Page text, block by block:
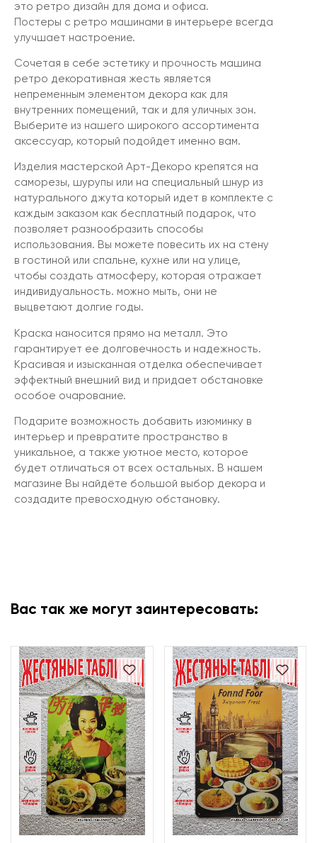
это ретро дизайн для дома и офиса.
Постеры с ретро машинами в интерьере всегда
улучшает настроение.
Сочетая в себе эстетику и прочность машина
ретро декоративная жесть является
непременным элементом декора как для
внутренних помещений, так и для уличных зон.
Выберите из нашего широкого ассортимента
аксессуар, который подойдет именно вам.
Изделия мастерской Арт-Декоро крепятся на
саморезы, шурупы или на специальный шнур из
натурального джута который идет в комплекте с
каждым заказом как бесплатный подарок, что
позволяет разнообразить способы
использования. Вы можете повесить их на стену
в гостиной или спальне, кухне или на улице,
чтобы создать атмосферу, которая отражает
индивидуальность. можно мыть, они не
выцветают долгие годы.
Краска наносится прямо на металл. Это
гарантирует ее долговечность и надежность.
Красивая и изысканная отделка обеспечивает
эффектный внешний вид и придает обстановке
особое очарование.
Подарите возможность добавить изюминку в
интерьер и превратите пространство в
уникальное, а также уютное место, которое
будет отличаться от всех остальных. В нашем
магазине Вы найдёте большой выбор декора и
создадите превосходную обстановку.
Вас так же могут заинтересовать: